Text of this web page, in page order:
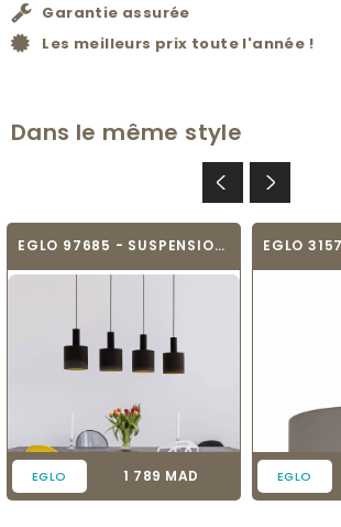
Garantie assurée
Les meilleurs prix toute l'année !
Dans le même style
EGLO 97685 - SUSPENSION TEXTILE - CONCESSA 1
EGLO Prix
1 789 MAD EGLO